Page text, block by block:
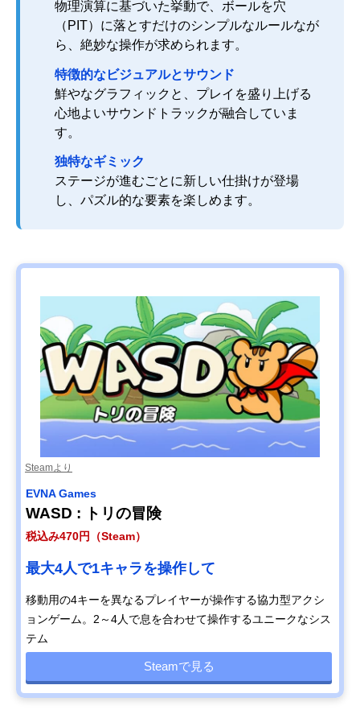
物理演算に基づいた挙動で、ボールを穴
（PIT）に落とすだけのシンプルなルールなが
ら、絶妙な操作が求められます。
特徴的なビジュアルとサウンド
鮮やなグラフィックと、プレイを盛り上げる
心地よいサウンドトラックが融合していま
す。
独特なギミック
ステージが進むごとに新しい仕掛けが登場
し、パズル的な要素を楽しめます。
Steamより
EVNA Games
WASD : トリの冒険
税込み470円（Steam）
最大4人で1キャラを操作して
移動用の4キーを異なるプレイヤーが操作する協力型アクシ
ョンゲーム。2～4人で息を合わせて操作するユニークなシス
テム
Steamで見る